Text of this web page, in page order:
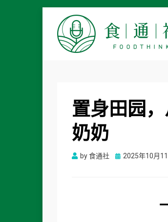
置身田园
奶奶
by食通社
Posted
2025年10月11